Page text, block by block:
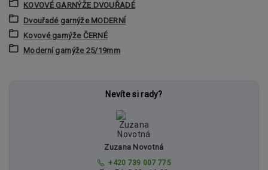
KOVOVÉ GARNÝŽE DVOUŘADÉ
Dvouřadé garnýže MODERNÍ
Kovové garnýže ČERNÉ
Moderní garnýže 25/19mm
Nevíte si rady?
Zuzana Novotná
+420 739 007 775